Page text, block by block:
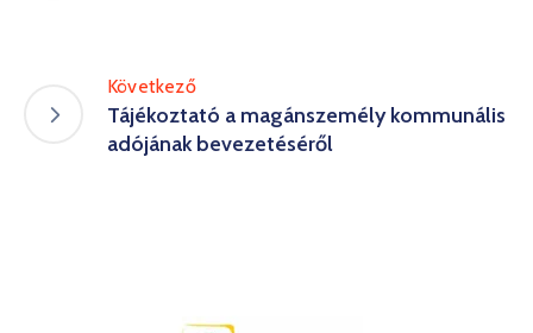
Következő
Tájékoztató a magánszemély kommunális
adójának bevezetéséről